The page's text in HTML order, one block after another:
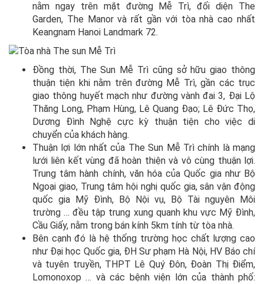
nằm ngay trên mặt đường Mễ Trì, đối diện The
Garden, The Manor và rất gần với tòa nhà cao nhất
Keangnam Hanoi Landmark 72.
Đồng thời, The Sun Mễ Trì cũng sở hữu giao thông
thuận tiện khi nằm trên đường Mễ Trì, gần các trục
giao thông huyết mạch như đường vành đai 3, Đại Lộ
Thăng Long, Phạm Hùng, Lê Quang Đạo; Lê Đức Thọ,
Dương Đình Nghệ cực kỳ thuận tiện cho việc di
chuyển của khách hàng.
Thuận lợi lớn nhất của The Sun Mễ Trì chính là mạng
lưới liên kết vùng đã hoàn thiện và vô cùng thuận lợi.
Trung tâm hành chính, văn hóa của Quốc gia như Bộ
Ngoại giao, Trung tâm hội nghị quốc gia, sân vận động
quốc gia Mỹ Đình, Bộ Nội vụ, Bộ Tài nguyên Môi
trường … đều tập trung xung quanh khu vực Mỹ Đình,
Cầu Giấy, nằm trong bán kính 5km tính từ tòa nhà.
Bên cạnh đó là hệ thống trường học chất lượng cao
như Đại học Quốc gia, ĐH Sư phạm Hà Nội, HV Báo chí
và tuyên truyền, THPT Lê Quý Đôn, Đoàn Thị Điểm,
Lomonoxop … và các bệnh viện lớn của thành phố: